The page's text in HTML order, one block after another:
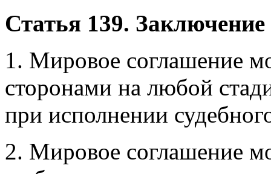
Статья 139.
1. Мировое соглашение
сторонами на любой
при исполнении
2. Мировое соглашение